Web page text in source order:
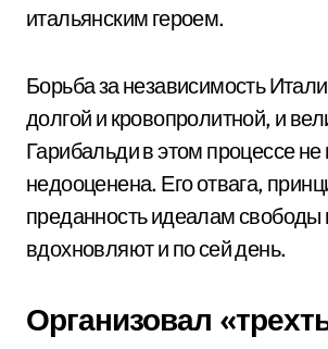
итальянским героем.
Борьба за независимость
долгой и кровопролитной, и
Гарибальди в этом процессе
недооценена. Его отвага,
преданность идеалам свободы
вдохновляют и по сей день.
Организовал